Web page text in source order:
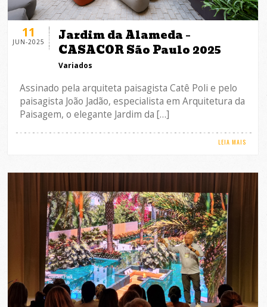
11
JUN-2025
Jardim da Alameda –
CASACOR São Paulo 2025
Variados
Assinado pela arquiteta paisagista Catê Poli e pelo
paisagista João Jadão, especialista em Arquitetura da
Paisagem, o elegante Jardim da […]
LEIA MAIS